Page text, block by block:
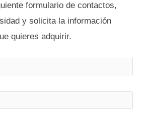
formulario de contactos,
y solicita la información
quieres adquirir.